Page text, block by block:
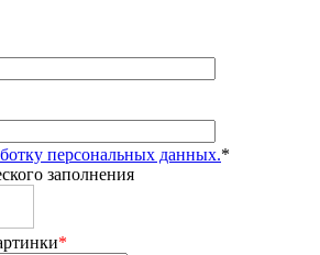
персональных данных.*
заполнения
*